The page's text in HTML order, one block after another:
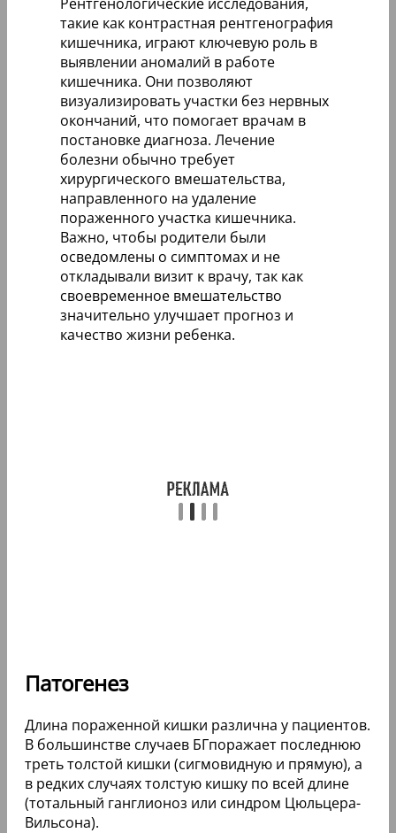
такие как контрастная рентгенография
кишечника, играют ключевую роль в
выявлении аномалий в работе
кишечника. Они позволяют
визуализировать участки без нервных
окончаний, что помогает врачам в
постановке диагноза. Лечение
болезни обычно требует
хирургического вмешательства,
направленного на удаление
пораженного участка кишечника.
Важно, чтобы родители были
осведомлены о симптомах и не
откладывали визит к врачу, так как
своевременное вмешательство
значительно улучшает прогноз и
качество жизни ребенка.
Патогенез
Длина пораженной кишки различна у пациентов.
В большинстве случаев БГпоражает последнюю
треть толстой кишки (сигмовидную и прямую), а
в редких случаях толстую кишку по всей длине
(тотальный ганглионоз или синдром Цюльцера-
Вильсона).